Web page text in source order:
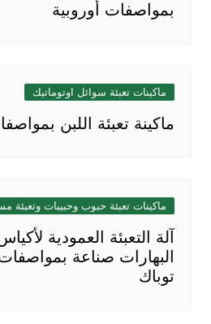
بمواصفات أوروبية
ماكينات تعبئة سوائل اوتوماتيك
ماكينة تعبئة اللبن
ماكينات تعبئة حبوب وحبيبات وتعبئة
آلة التعبئة العمودية
البهارات صناعة
توباك